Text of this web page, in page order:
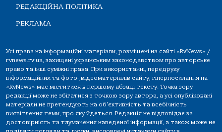
РЕДАКЦІЙНА ПОЛІТИКА
РЕКЛАМА
Усі права на інформаційні матеріали, розміщені на сайті «RvNews» /
rvnews.rv.ua, захищені українським законодавством про авторське
право та інші суміжні права. При використанні, передруку
інформаційних та фото-,відеоматеріалів сайту, гіперпосилання на
«RvNews» має міститися в першому абзаці тексту. Точка зору
редакції може не збігатися з точкою зору автора, а усі опубліковані
матеріали не претендують на об'єктивність та всебічність
висвітлення теми, про яку йдеться. Редакція не відповідає за
достовірність та тлумачення наведеної інформації, а також може не